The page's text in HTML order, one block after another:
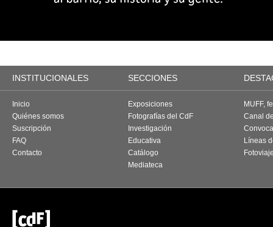
INSTITUCIONALES SECCIONES
Inicio
Quiénes somos
Suscripción
FAQ
Contacto
Exposiciones
Fotografías del CdF
Investigación
Educativa
Catálogo
Mediateca
MUFF,
Canal
Líneas